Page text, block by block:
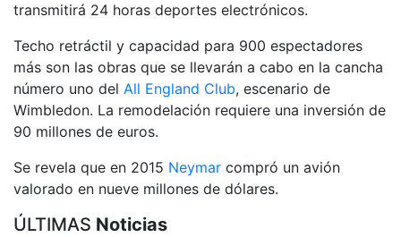
transmitirá 24 horas deportes electrónicos.
Techo retráctil y capacidad para 900 espectadores
más son las obras que se llevarán a cabo en la cancha
número uno del All England Club, escenario de
Wimbledon. La remodelación requiere una inversión de
90 millones de euros.
Se revela que en 2015 Neymar compró un avión
valorado en nueve millones de dólares.
ÚLTIMAS Noticias